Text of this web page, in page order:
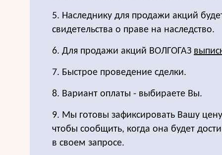
5. Наследнику для продажи акций
свидетельства о праве на наследство.
6. Для продажи акций ВОЛГОГАЗ
7. Быстрое проведение сделки.
8. Вариант оплаты - выбираете Вы.
9. Мы готовы зафиксировать Вашу
чтобы сообщить, когда она будет
в своем запросе.